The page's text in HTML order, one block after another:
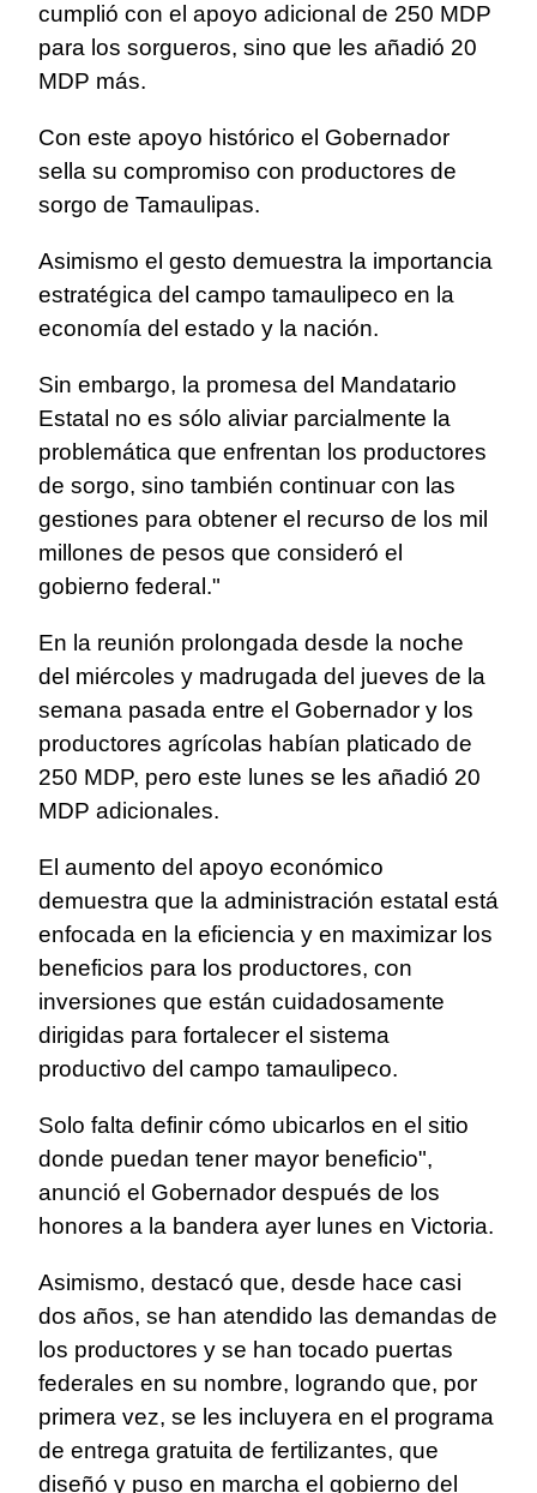
cumplió con el apoyo adicional de 250 MDP
para los sorgueros, sino que les añadió 20
MDP más.
Con este apoyo histórico el Gobernador
sella su compromiso con productores de
sorgo de Tamaulipas.
Asimismo el gesto demuestra la importancia
estratégica del campo tamaulipeco en la
economía del estado y la nación.
Sin embargo, la promesa del Mandatario
Estatal no es sólo aliviar parcialmente la
problemática que enfrentan los productores
de sorgo, sino también continuar con las
gestiones para obtener el recurso de los mil
millones de pesos que consideró el
gobierno federal."
En la reunión prolongada desde la noche
del miércoles y madrugada del jueves de la
semana pasada entre el Gobernador y los
productores agrícolas habían platicado de
250 MDP, pero este lunes se les añadió 20
MDP adicionales.
El aumento del apoyo económico
demuestra que la administración estatal está
enfocada en la eficiencia y en maximizar los
beneficios para los productores, con
inversiones que están cuidadosamente
dirigidas para fortalecer el sistema
productivo del campo tamaulipeco.
Solo falta definir cómo ubicarlos en el sitio
donde puedan tener mayor beneficio",
anunció el Gobernador después de los
honores a la bandera ayer lunes en Victoria.
Asimismo, destacó que, desde hace casi
dos años, se han atendido las demandas de
los productores y se han tocado puertas
federales en su nombre, logrando que, por
primera vez, se les incluyera en el programa
de entrega gratuita de fertilizantes, que
diseñó y puso en marcha el gobierno del